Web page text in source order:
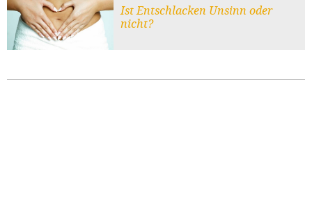
Ist Entschlacken Unsinn oder
nicht?